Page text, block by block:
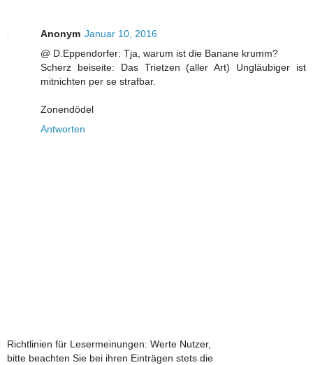
Anonym Januar 10, 2016
@ D.Eppendorfer: Tja, warum ist die Banane krumm?
Scherz beiseite: Das Trietzen (aller Art) Ungläubiger ist
mitnichten per se strafbar.
Zonendödel
Antworten
Richtlinien für Lesermeinungen: Werte Nutzer,
bitte beachten Sie bei ihren Einträgen stets die